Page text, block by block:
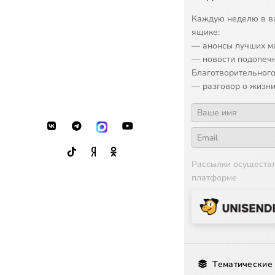
15
16
18
21
Каждую неделю в
ящике:
— анонсы лучших
— новости
— разговор о
Рассылки
платформе